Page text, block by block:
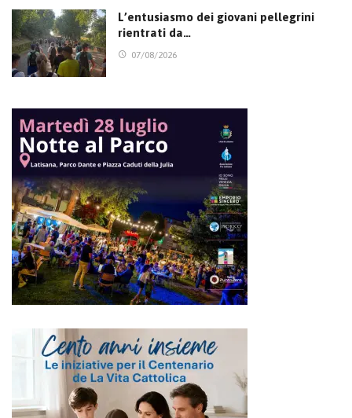
L’entusiasmo dei giovani pellegrini
rientrati da…
07/08/2026